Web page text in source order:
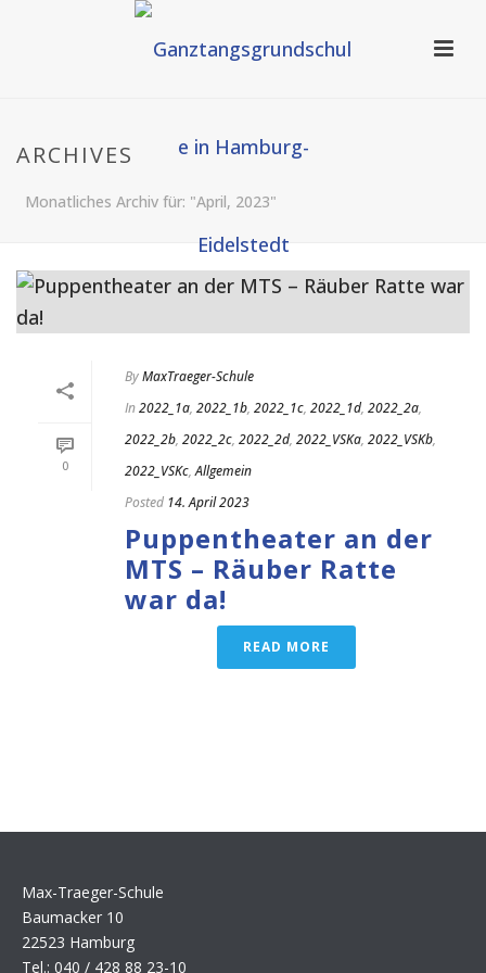
ARCHIVES
Monatliches Archiv für: "April, 2023"
0
ByMaxTraeger-Schule
In2022_1a, 2022_1b, 2022_1c, 2022_1d, 2022_2a,
2022_2b, 2022_2c, 2022_2d, 2022_VSKa, 2022_VSKb,
2022_VSKc,Allgemein
Posted 14. April 2023
Puppentheater an der
MTS – Räuber Ratte
war da!
READ MORE
Max-Traeger-Schule
Baumacker 10
22523 Hamburg
Tel.: 040 / 428 88 23-10